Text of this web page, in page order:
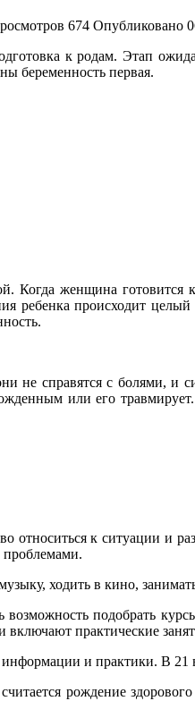
674 Опубликовано
к родам. Этап
беременность первая.
Когда женщина
ребенка происходит
справятся с болями, и
или его
относиться к ситуации и
проблемами.
ходить в кино,
возможность подобрать
практические
и практики. В 21
рождение